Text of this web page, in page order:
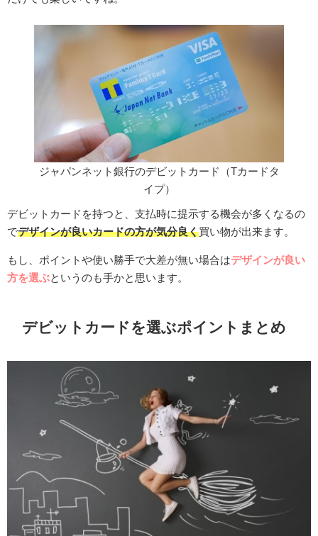
ジャパンネット銀行のデビットカード（Tカードタ
イプ）
デビットカードを持つと、支払時に提示する機会が多くなるの
でデザインが良いカードの方が気分良く買い物が出来ます。
もし、ポイントや使い勝手で大差が無い場合はデザインが良い
方を選ぶというのも手かと思います。
デビットカードを選ぶポイントまとめ